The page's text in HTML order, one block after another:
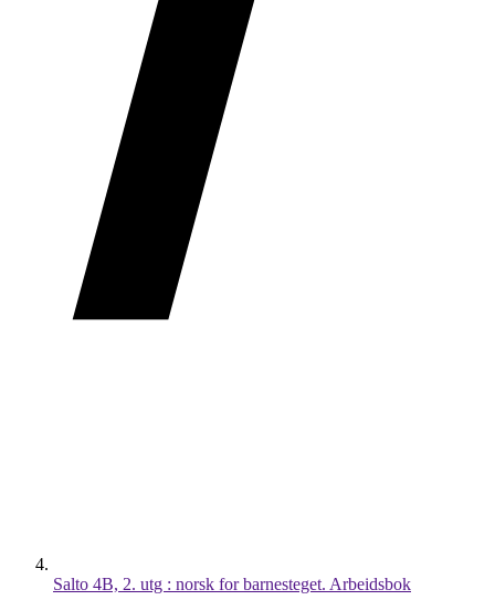
Salto 4B, 2. utg : norsk for barnesteget. Arbeidsbok